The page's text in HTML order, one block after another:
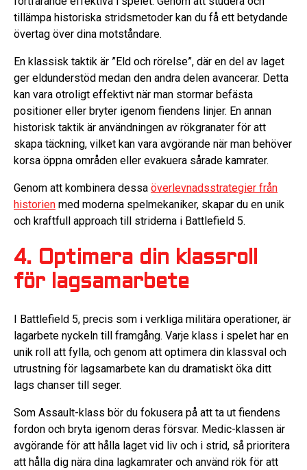
tillämpa historiska stridsmetoder kan du få ett betydande
övertag över dina motståndare.
En klassisk taktik är ”Eld och rörelse”, där en del av laget
ger eldunderstöd medan den andra delen avancerar. Detta
kan vara otroligt effektivt när man stormar befästa
positioner eller bryter igenom fiendens linjer. En annan
historisk taktik är användningen av rökgranater för att
skapa täckning, vilket kan vara avgörande när man behöver
korsa öppna områden eller evakuera sårade kamrater.
Genom att kombinera dessa överlevnadsstrategier från
historien med moderna spelmekaniker, skapar du en unik
och kraftfull approach till striderna i Battlefield 5.
4. Optimera din klassroll
för lagsamarbete
I Battlefield 5, precis som i verkliga militära operationer, är
lagarbete nyckeln till framgång. Varje klass i spelet har en
unik roll att fylla, och genom att optimera din klassval och
utrustning för lagsamarbete kan du dramatiskt öka ditt
lags chanser till seger.
Som Assault-klass bör du fokusera på att ta ut fiendens
fordon och bryta igenom deras försvar. Medic-klassen är
avgörande för att hålla laget vid liv och i strid, så prioritera
att hålla dig nära dina lagkamrater och använd rök för att